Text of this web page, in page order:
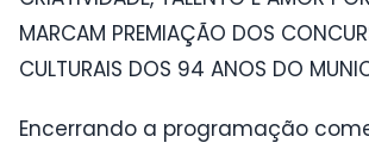
MARCAM PREMIAÇÃO DOS
CULTURAIS DOS 94 ANOS DO
Encerrando a programação